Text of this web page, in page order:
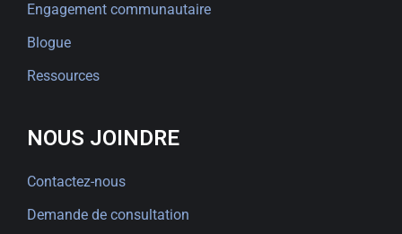
Engagement communautaire
Blogue
Ressources
NOUS JOINDRE
Contactez-nous
Demande de consultation